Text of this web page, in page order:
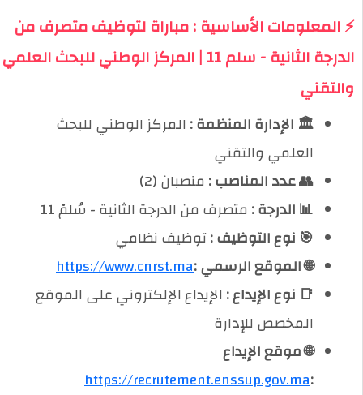
⚡ المعلومات الأساسية : مباراة لتوظيف متصرف من
الدرجة الثانية - سلم 11 | المركز الوطني للبحث العلمي
والتقني
🏛️ الإدارة المنظمة :المركز الوطني للبحث
العلمي والتقني
👥 عدد المناصب :منصبان (2)
📊 الدرجة :متصرف من الدرجة الثانية - سُلمْ 11
🎯 نوع التوظيف :توظيف نظامي
🌐 الموقع الرسمي :https://www.cnrst.ma
📑 نوع الإيداع :الإيداع الإلكتروني على الموقع
المخصص للإدارة
🌐 موقع الإيداع
https://recrutement.enssup.gov.ma